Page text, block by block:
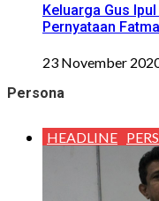
Keluarga Gus
Pernyataan Fatma
23 November
Persona
HEADLINE